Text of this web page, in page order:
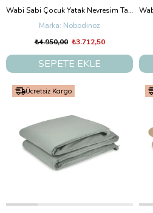
Wabi Sabi Çocuk Yatak Nevresim Takımı, Blue Grid
Nobodinoz
₺3.712,50
₺4.950,00
SEPETE EKLE
Ücretsiz Kargo